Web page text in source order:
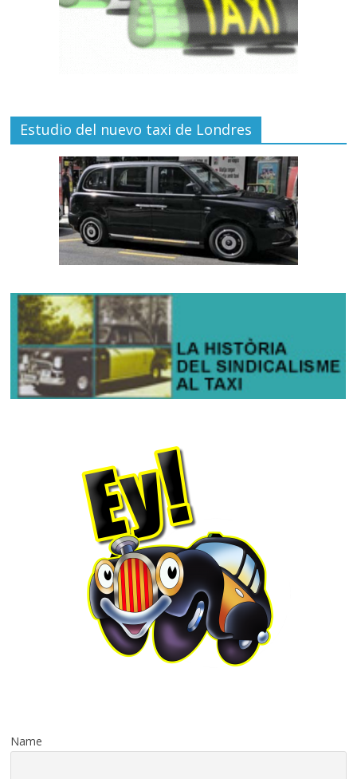
Estudio del nuevo taxi de Londres
Name